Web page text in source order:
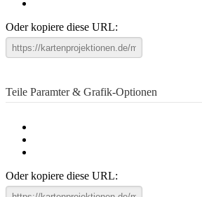
Oder kopiere diese URL:
Teile Paramter & Grafik-Optionen
Oder kopiere diese URL: